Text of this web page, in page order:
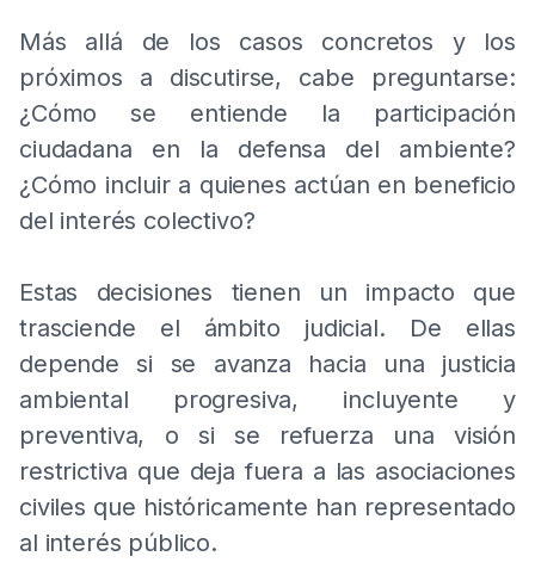
Más allá de los casos concretos y los
próximos a discutirse, cabe preguntarse:
¿Cómo se entiende la participación
ciudadana en la defensa del ambiente?
¿Cómo incluir a quienes actúan en beneficio
del interés colectivo?
Estas decisiones tienen un impacto que
trasciende el ámbito judicial. De ellas
depende si se avanza hacia una justicia
ambiental progresiva, incluyente y
preventiva, o si se refuerza una visión
restrictiva que deja fuera a las asociaciones
civiles que históricamente han representado
al interés público.